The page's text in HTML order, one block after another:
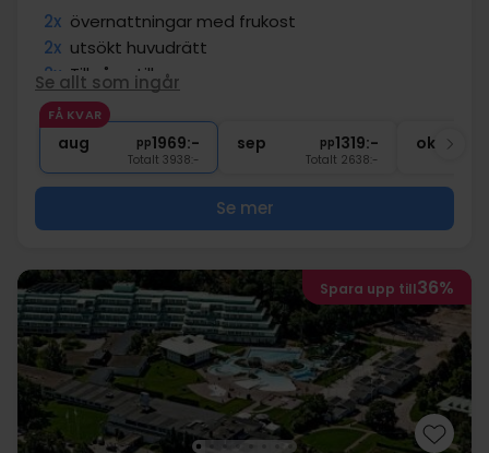
2x övernattningar med frukost
2x utsökt huvudrätt
2x Tillgång till gym
2x Tillgång till bastu
∞ Gratis parkering och internet
Se allt som ingår
FÅ KVAR
aug pp1969:-
Totalt 3938:-
sep pp1319:-
Totalt 2638:-
okt
Se mer
Spara upp till36%